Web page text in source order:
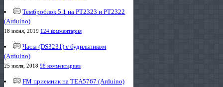
Темброблок 5.1 на PT2323 и PT2322
(Arduino)
18 июня, 2019 124 комментария
Часы (DS3231) с будильником
(Arduino)
25 июля, 2018 98 комментариев
FM приемник на TEA5767 (Arduino)